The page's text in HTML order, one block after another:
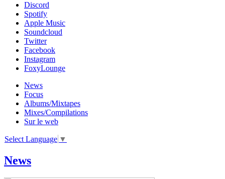
Discord
Spotify
Apple Music
Soundcloud
Twitter
Facebook
Instagram
FoxyLounge
News
Focus
Albums/Mixtapes
Mixes/Compilations
Sur le web
Select Language ▼
News